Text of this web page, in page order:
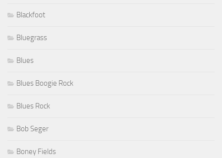
Blackfoot
Bluegrass
Blues
Blues Boogie Rock
Blues Rock
Bob Seger
Boney Fields